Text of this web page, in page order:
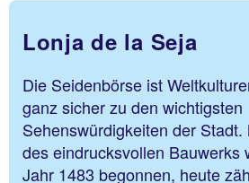
Lonja de la Seja
Die Seidenbörse ist
ganz sicher zu den wichtigsten
Sehenswürdigkeiten der
des eindrucksvollen Bauwerks
Jahr 1483 begonnen, heute